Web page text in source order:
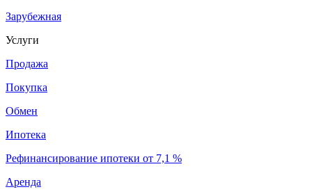
Зарубежная
Услуги
Продажа
Покупка
Обмен
Ипотека
Рефинансирование ипотеки от 7,1 %
Аренда